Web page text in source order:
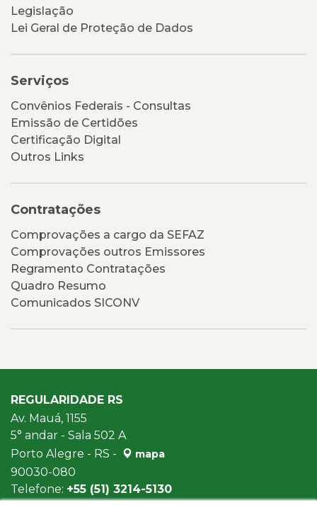
Legislação
Lei Geral de Proteção de Dados
Serviços
Convênios Federais - Consultas
Emissão de Certidões
Certificação Digital
Outros Links
Contratações
Comprovações a cargo da SEFAZ
Comprovações outros Emissores
Regramento Contratações
Quadro Resumo
Comunicados SICONV
REGULARIDADE RS
Av. Mauá, 1155
5° andar - Sala 502 A
Porto Alegre - RS -
mapa
90030-080
Telefone: +55 (51) 3214-5130